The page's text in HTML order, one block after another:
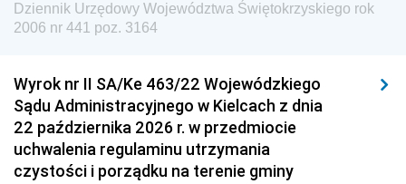
Dziennik Urzędowy Agencji Wywiadu
Dziennik Urzędowy Województwa Świętokrzyskiego rok
2006 nr 441 poz. 3164
Wyrok nr II SA/Ke 463/22 Wojewódzkiego
Sądu Administracyjnego w Kielcach z dnia
22 października 2026 r. w przedmiocie
uchwalenia regulaminu utrzymania
czystości i porządku na terenie gminy